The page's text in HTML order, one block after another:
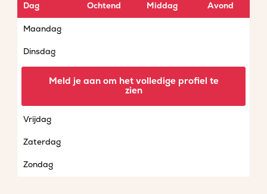
Dag Ochtend Middag Avond
Maandag
Dinsdag
Vrijdag
Zaterdag
Zondag
Meld je aan om het volledige profiel te
zien